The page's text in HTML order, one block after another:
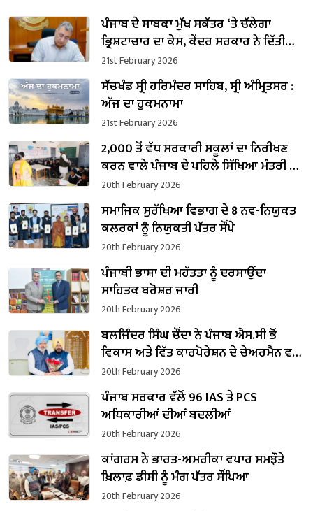
ਪੰਜਾਬ ਦੇ ਸਾਬਕਾ ਮੁੱਖ ਸਕੱਤਰ ‘ਤੇ ਚੱਲੇਗਾ
ਭ੍ਰਿਸ਼ਟਾਚਾਰ ਦਾ ਕੇਸ, ਕੇਂਦਰ ਸਰਕਾਰ ਨੇ ਦਿੱਤੀ
ਪ੍ਰਵਾਨਗੀ
21st February 2026
ਸੱਚਖੰਡ ਸ੍ਰੀ ਹਰਿਮੰਦਰ ਸਾਹਿਬ, ਸ੍ਰੀ ਅੰਮ੍ਰਿਤਸਰ :
ਅੱਜ ਦਾ ਹੁਕਮਨਾਮਾ
21st February 2026
2,000 ਤੋਂ ਵੱਧ ਸਰਕਾਰੀ ਸਕੂਲਾਂ ਦਾ ਨਿਰੀਖਣ
ਕਰਨ ਵਾਲੇ ਪੰਜਾਬ ਦੇ ਪਹਿਲੇ ਸਿੱਖਿਆ ਮੰਤਰੀ ਬਣੇ
ਹਰਜੋਤ ਸਿੰਘ ਬੈਂਸ
20th February 2026
ਸਮਾਜਿਕ ਸੁਰੱਖਿਆ ਵਿਭਾਗ ਦੇ 8 ਨਵ-ਨਿਯੁਕਤ
ਕਲਰਕਾਂ ਨੂੰ ਨਿਯੁਕਤੀ ਪੱਤਰ ਸੌਂਪੇ
20th February 2026
ਪੰਜਾਬੀ ਭਾਸ਼ਾ ਦੀ ਮਹੱਤਤਾ ਨੂੰ ਦਰਸਾਉਂਦਾ
ਸਾਹਿਤਕ ਬਰੋਸ਼ਰ ਜਾਰੀ
20th February 2026
ਬਲਜਿੰਦਰ ਸਿੰਘ ਚੌਂਦਾ ਨੇ ਪੰਜਾਬ ਐਸ.ਸੀ ਭੋਂ
ਵਿਕਾਸ ਅਤੇ ਵਿੱਤ ਕਾਰਪੋਰੇਸ਼ਨ ਦੇ ਚੇਅਰਮੈਨ ਵਜੋਂ
ਸੰਭਾਲਿਆ ਕਾਰਜਭਾਰ
20th February 2026
ਪੰਜਾਬ ਸਰਕਾਰ ਵੱਲੋਂ 96 IAS ਤੇ PCS
ਅਧਿਕਾਰੀਆਂ ਦੀਆਂ ਬਦਲੀਆਂ
20th February 2026
ਕਾਂਗਰਸ ਨੇ ਭਾਰਤ-ਅਮਰੀਕਾ ਵਪਾਰ ਸਮਝੌਤੇ
ਖ਼ਿਲਾਫ਼ ਡੀਸੀ ਨੂੰ ਮੰਗ ਪੱਤਰ ਸੌਂਪਿਆ
20th February 2026